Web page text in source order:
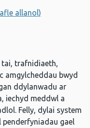
allanol)
tai, trafnidiaeth,
amgylcheddau bwyd
ddylanwadu ar
iechyd meddwl a
Felly, dylai system
gael